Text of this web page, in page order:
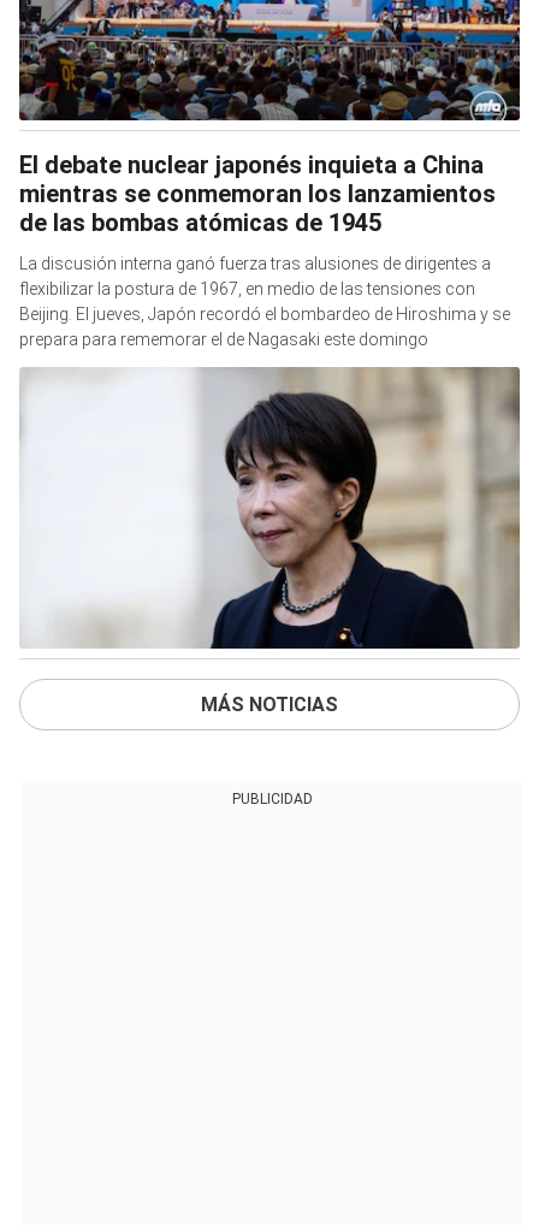
El debate nuclear japonés inquieta a China
mientras se conmemoran los lanzamientos
de las bombas atómicas de 1945
La discusión interna ganó fuerza tras alusiones de dirigentes a
flexibilizar la postura de 1967, en medio de las tensiones con
Beijing. El jueves, Japón recordó el bombardeo de Hiroshima y se
prepara para rememorar el de Nagasaki este domingo
MÁS NOTICIAS
PUBLICIDAD